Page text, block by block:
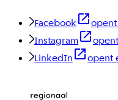
Facebook
Instagram
LinkedIn
opent